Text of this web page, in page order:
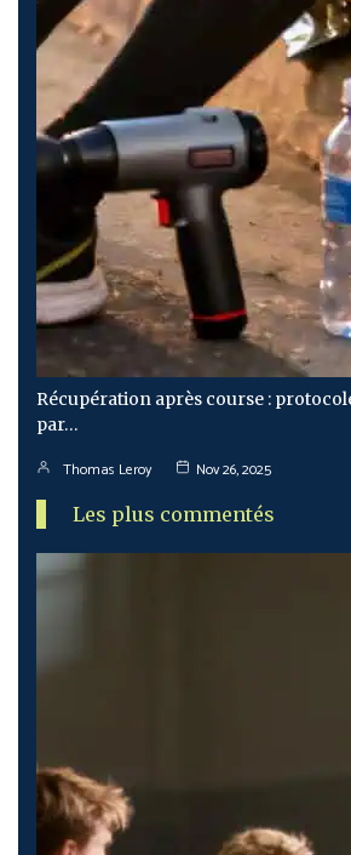
Récupération après course :
par…
Thomas Leroy Nov 26, 2025
Les plus commentés